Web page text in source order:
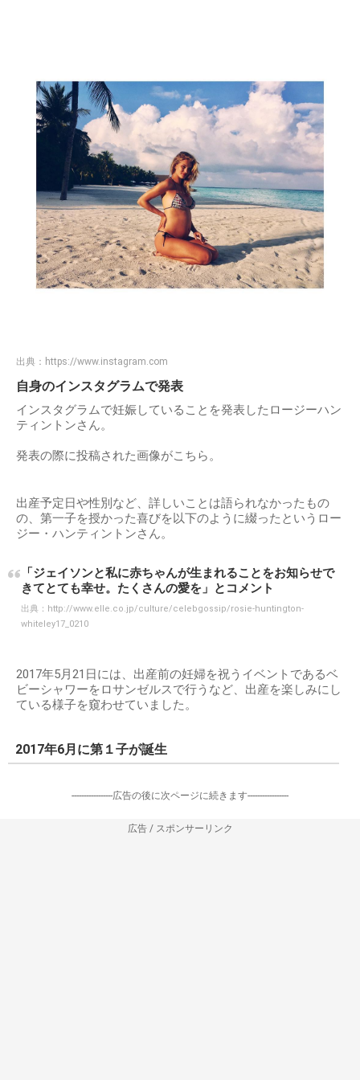
出典： https://www.instagram.com
自身のインスタグラムで発表
インスタグラムで妊娠していることを発表したロージーハン
ティントンさん。
発表の際に投稿された画像がこちら。
出産予定日や性別など、詳しいことは語られなかったもの
の、第一子を授かった喜びを以下のように綴ったというロー
ジー・ハンティントンさん。
「ジェイソンと私に赤ちゃんが生まれることをお知らせで
きてとても幸せ。たくさんの愛を」とコメント
出典： http://www.elle.co.jp/culture/celebgossip/rosie-huntington-
whiteley17_0210
2017年5月21日には、出産前の妊婦を祝うイベントであるベ
ビーシャワーをロサンゼルスで行うなど、出産を楽しみにし
ている様子を窺わせていました。
2017年6月に第１子が誕生
-----------------広告の後に次ページに続きます-----------------
広告 / スポンサーリンク